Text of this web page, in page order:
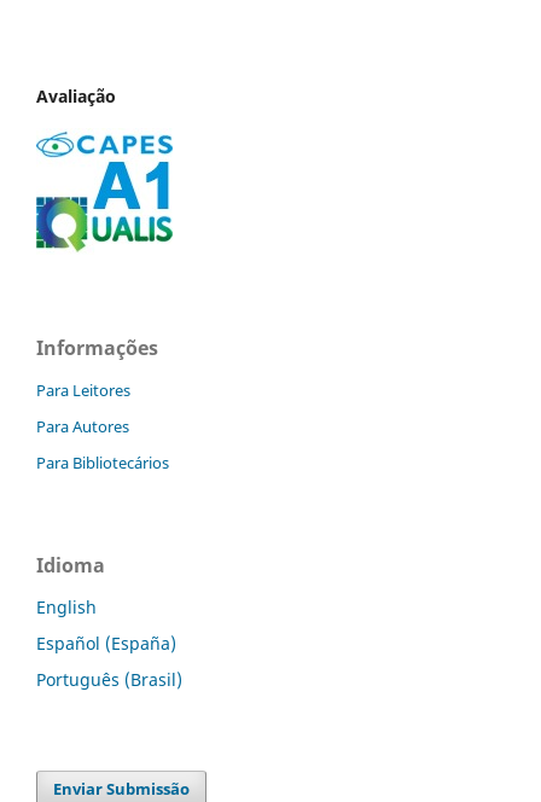
Avaliação
Informações
Para Leitores
Para Autores
Para Bibliotecários
Idioma
English
Español (España)
Português (Brasil)
Enviar Submissão